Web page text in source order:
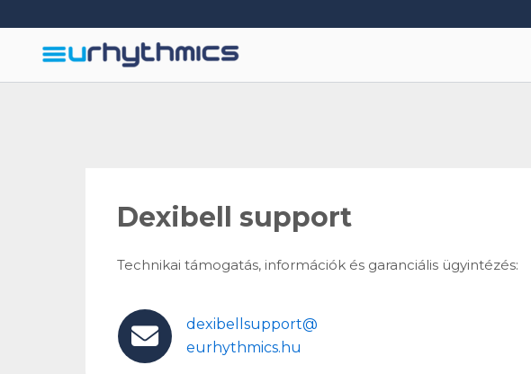
to
content
Dexibell support
Technikai támogatás, információk és garanciális ügyintézés:
dexibellsupport@
eurhythmics.hu